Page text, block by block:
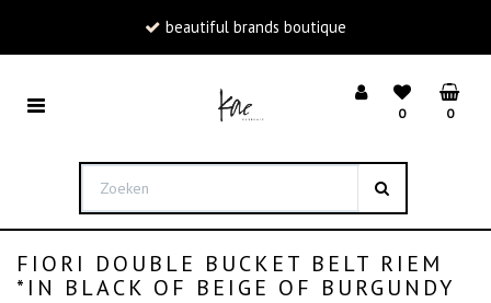
(Nieuw)
(Accessoires)
(Schoenen)
beautiful brands boutique
Toggle
0 0
UW WINKELMAND IS LEEG.
VUL HEM MET PRODUCTEN.
FIORI DOUBLE BUCKET BELT RIEM
*IN BLACK OF BEIGE OF BURGUNDY